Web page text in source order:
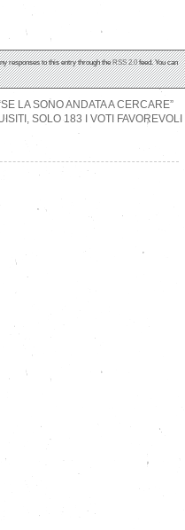
responses to this entry through theRSS 2.0feed. You can
LA SONO ANDATA A CERCARE”
SOLO 183 I VOTI FAVOREVOLI